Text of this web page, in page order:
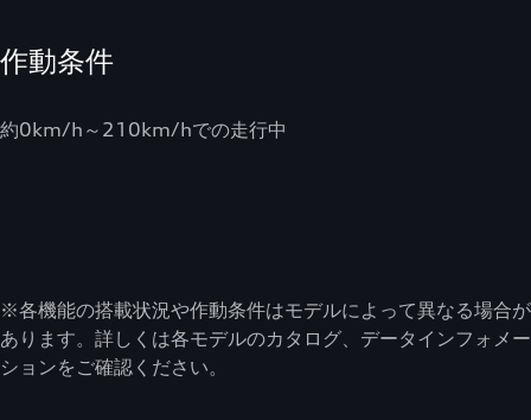
作動条件
約0km/h～210km/hでの走行中
※各機能の搭載状況や作動条件はモデルによって異なる場合が
あります。詳しくは各モデルのカタログ、データインフォメー
ションをご確認ください。